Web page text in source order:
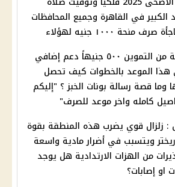
الكبير في القاهرة وجميع المحافظات
صرف منحة ١٠٠٠ جنيه لهؤﻻء
هدية من التموين ٥٠٠ جنيهاً دعم إضافي
الموعد بالخطوات كيف تحصل
وما قصة رسالة بونات الخبز ؟ "إليكم
كامله واخر موعد للصرف"
: زلزال قوي يضرب هذه المنطقة بقوة
5.7 ريختر ويتسبب في أضرار مادية واسعة
من الهزات الارتدادية هل يوجد
او إصابات؟